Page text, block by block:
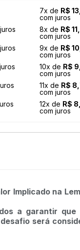
7x de R$
com juros
8x de R$
com juros
9x de R$
com juros
10x de R$
com juros
11x de R$
com juros
12x de R$
com juros
Implicado na
a garantir que
será